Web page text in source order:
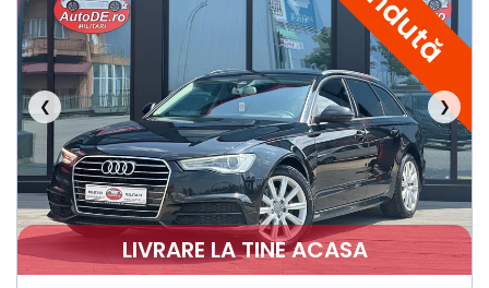
❮ ❯
LIVRARE LA TINE ACASA